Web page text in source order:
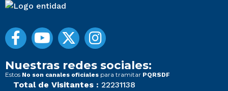
Nuestras redes sociales:
Estos No son canales oficiales para tramitar PQRSDF
Total de Visitantes : 22231138